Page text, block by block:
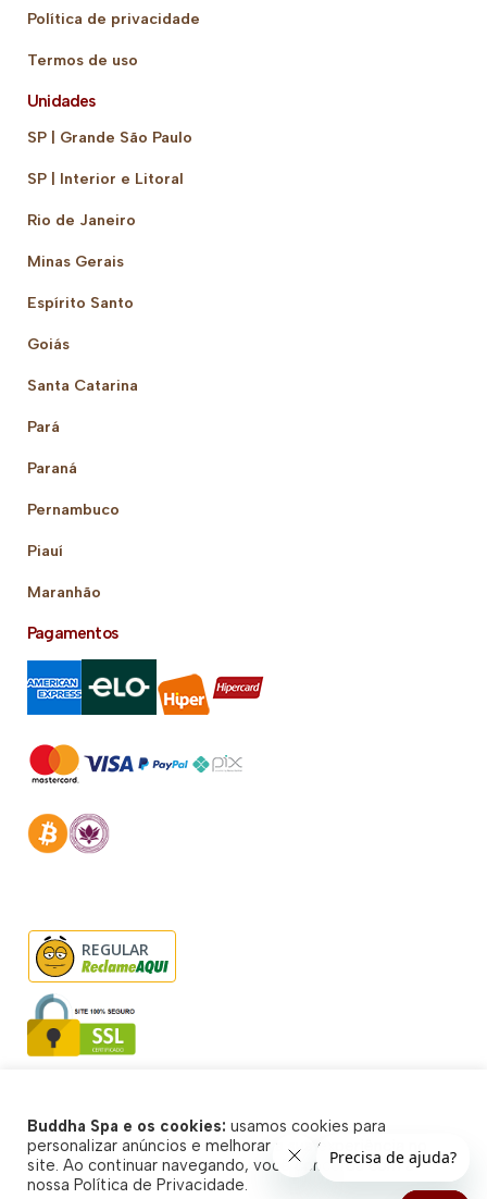
Política de privacidade
Termos de uso
Unidades
SP | Grande São Paulo
SP | Interior e Litoral
Rio de Janeiro
Minas Gerais
Espírito Santo
Goiás
Santa Catarina
Pará
Paraná
Pernambuco
Piauí
Maranhão
Pagamentos
REGULAR
© Buddha Spa 2026 - Todos direitos reservados
Buddha Spa e os cookies: usamos cookies para
personalizar anúncios e melhorar a sua experiência no
site. Ao continuar navegando, você concorda com a
nossa Política de Privacidade.